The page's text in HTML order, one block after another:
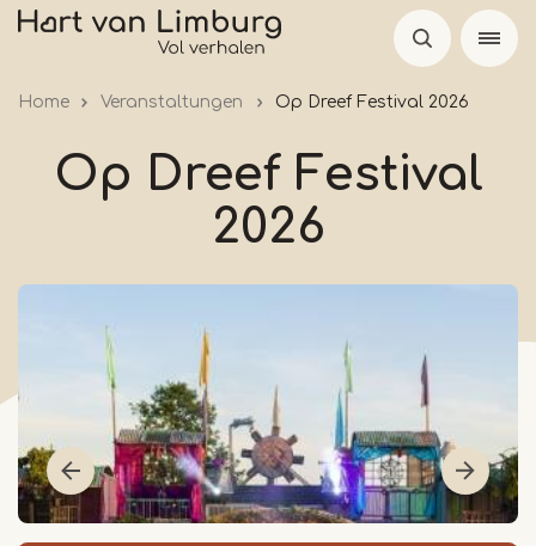
Skip
Home Veranstaltungen Op Dreef Festival 2026
Op Dreef Festival
2026